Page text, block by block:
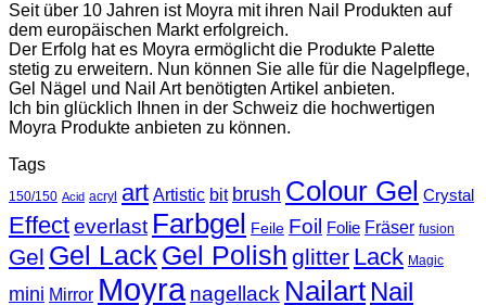
Seit über 10 Jahren ist Moyra mit ihren Nail Produkten auf
dem europäischen Markt erfolgreich.
Der Erfolg hat es Moyra ermöglicht die Produkte Palette
stetig zu erweitern. Nun können Sie alle für die Nagelpflege,
Gel Nägel und Nail Art benötigten Artikel anbieten.
Ich bin glücklich Ihnen in der Schweiz die hochwertigen
Moyra Produkte anbieten zu können.
Tags
150/150 Acid acryl art Artistic bit brush Colour Gel Crystal
Effecteverlast Farbgel Feile Foil Folie Fräser fusion
Gel Gel Lack Gel Polish glitter Lack Magic
mini Mirror Moyra nagellack Nailart Nail